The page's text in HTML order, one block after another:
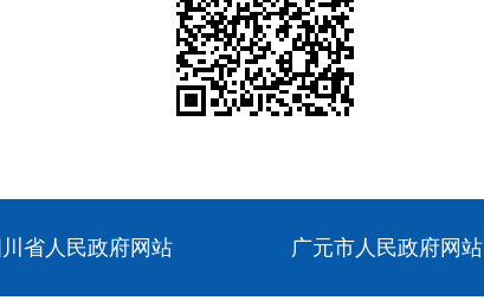
川省人民政府网站 广元市人民政府网站